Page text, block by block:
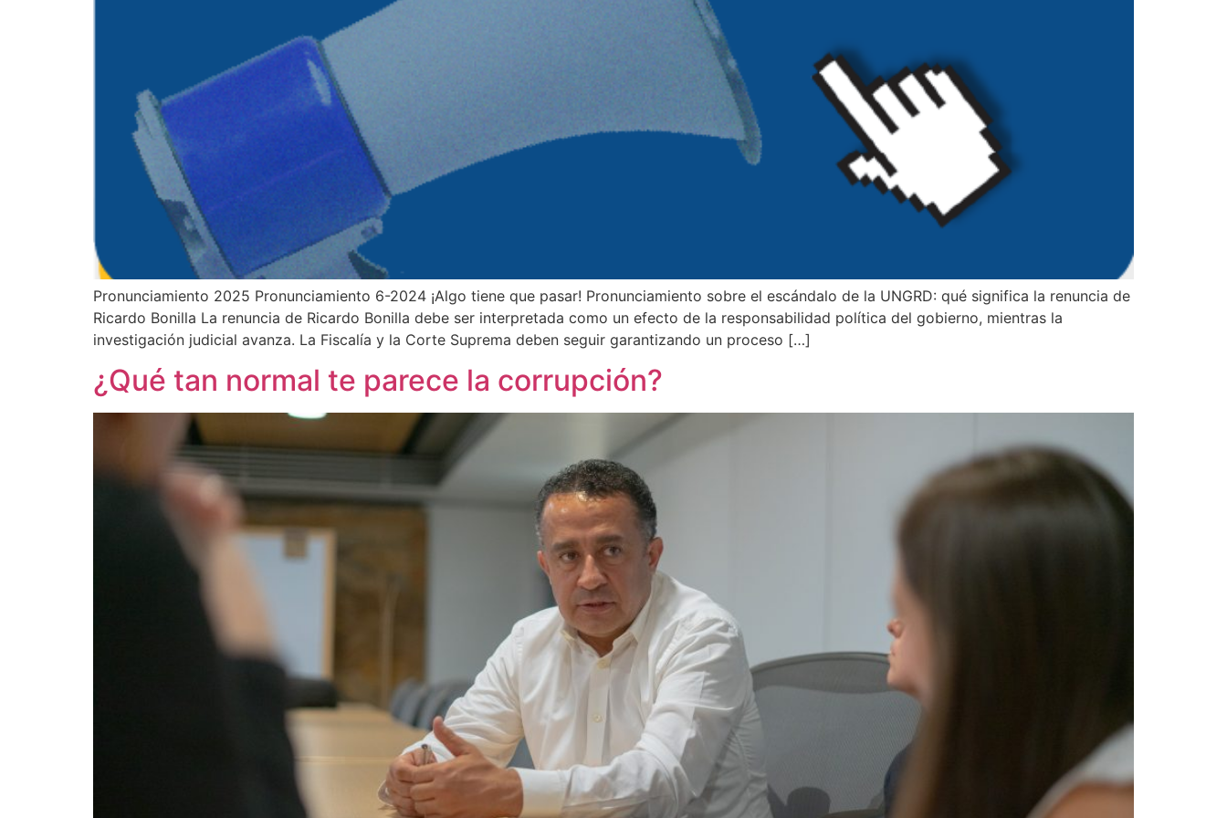
Pronunciamiento 2025 Pronunciamiento 6-2024 ¡Algo tiene que pasar! Pronunciamiento sobre el escándalo de la UNGRD: qué significa la renuncia de
Ricardo Bonilla La renuncia de Ricardo Bonilla debe ser interpretada como un efecto de la responsabilidad política del gobierno, mientras la
investigación judicial avanza. La Fiscalía y la Corte Suprema deben seguir garantizando un proceso […]
¿Qué tan normal te parece la corrupción?